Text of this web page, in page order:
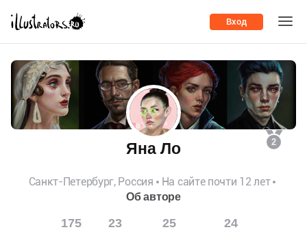
Вход
2
Яна Ло
Санкт-Петербург, Россия
На сайте почти 12 лет
Об авторе
175 23 25 24